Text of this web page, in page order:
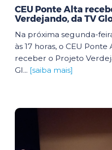
CEU Ponte Alta
Verdejando, da TV
Na próxima segunda-
às 17 horas, o CEU
receber o Projeto
Gl... [saiba mais]